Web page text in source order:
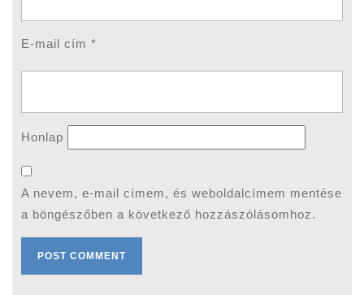
E-mail cím*
Honlap
A nevem, e-mail címem, és weboldalcímem mentése
a böngészőben a következő hozzászólásomhoz.